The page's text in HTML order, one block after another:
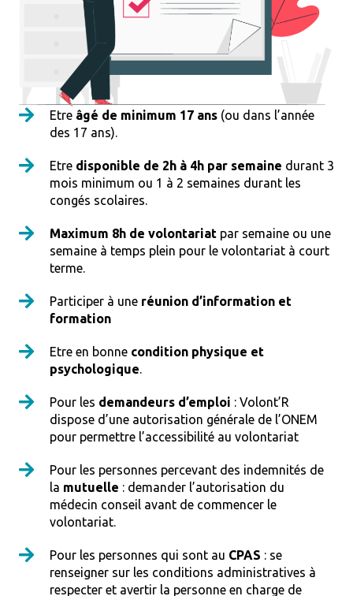
Etre âgé de minimum 17 ans (ou dans l’année
des 17 ans).
Etre disponible de 2h à 4h par semaine durant 3
mois minimum ou 1 à 2 semaines durant les
congés scolaires.
Maximum 8h de volontariat par semaine ou une
semaine à temps plein pour le volontariat à court
terme.
Participer à une réunion d’information et
formation
Etre en bonne condition physique et
psychologique.
Pour les demandeurs d’emploi : Volont’R
dispose d’une autorisation générale de l’ONEM
pour permettre l’accessibilité au volontariat
Pour les personnes percevant des indemnités de
la mutuelle : demander l’autorisation du
médecin conseil avant de commencer le
volontariat.
Pour les personnes qui sont au CPAS : se
renseigner sur les conditions administratives à
respecter et avertir la personne en charge de